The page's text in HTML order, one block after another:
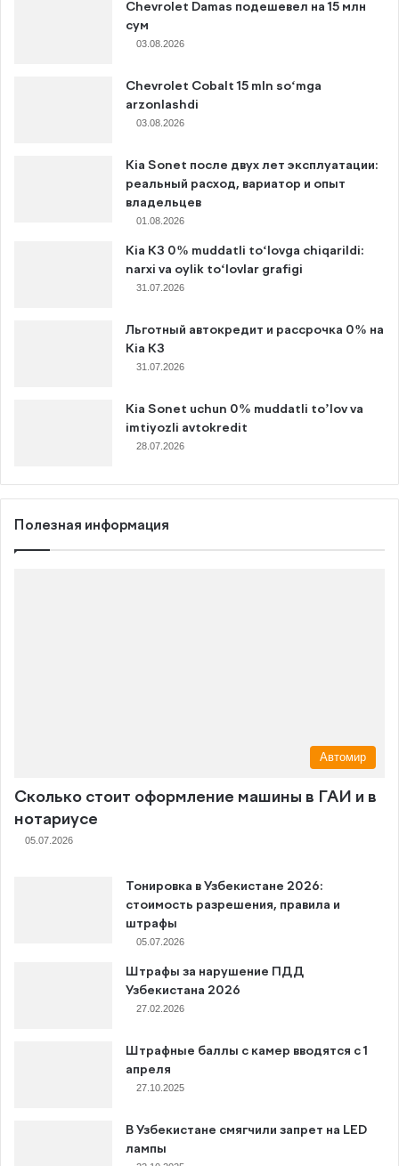
Chevrolet Damas подешевел на 15 млн
сум
03.08.2026
Chevrolet Cobalt 15 mln so‘mga
arzonlashdi
03.08.2026
Kia Sonet после двух лет эксплуатации:
реальный расход, вариатор и опыт
владельцев
01.08.2026
Kia K3 0% muddatli to‘lovga chiqarildi:
narxi va oylik to‘lovlar grafigi
31.07.2026
Льготный автокредит и рассрочка 0% на
Kia K3
31.07.2026
Kia Sonet uchun 0% muddatli to’lov va
imtiyozli avtokredit
28.07.2026
Полезная информация
Автомир
Сколько стоит оформление машины в ГАИ и в
нотариусе
05.07.2026
Тонировка в Узбекистане 2026:
стоимость разрешения, правила и
штрафы
05.07.2026
Штрафы за нарушение ПДД
Узбекистана 2026
27.02.2026
Штрафные баллы с камер вводятся с 1
апреля
27.10.2025
В Узбекистане смягчили запрет на LED
лампы